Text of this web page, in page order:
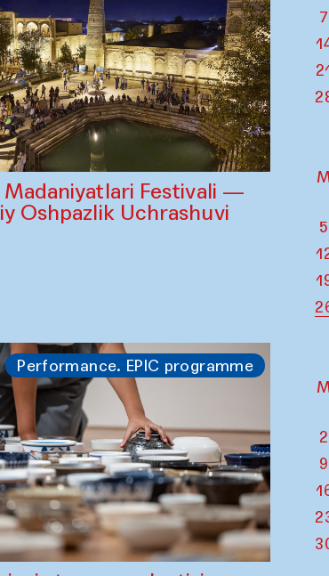
Festivali —
Oshpazlik Uchrashuvi
Performance. EPIC programme
7
5
2
9